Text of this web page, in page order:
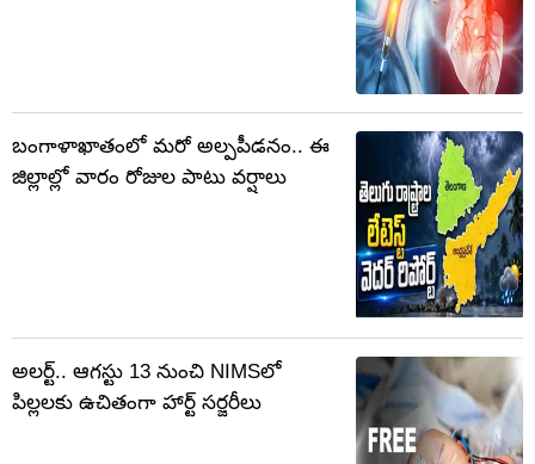
బంగాళాఖాతంలో మరో అల్పపీడనం.. ఈ
జిల్లాల్లో వారం రోజుల పాటు వర్షాలు
అలర్ట్.. ఆగస్టు 13 నుంచి NIMSలో
పిల్లలకు ఉచితంగా హార్ట్ సర్జరీలు